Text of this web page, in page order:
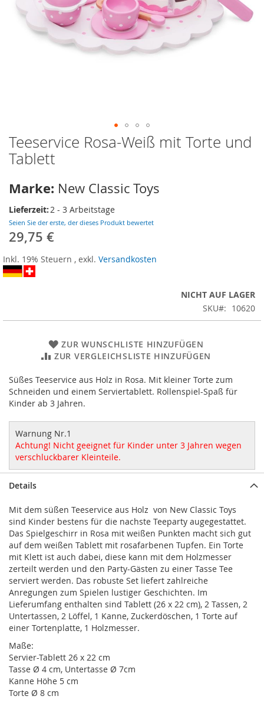
Zum
Anfang
der
springen
Teeservice Rosa-Weiß mit Torte und
Tablett
Marke: New Classic Toys
Lieferzeit:2 - 3 Arbeitstage
Seien Sie der erste, der dieses Produkt bewertet
29,75 €
Inkl. 19% Steuern , exkl. Versandkosten
NICHT AUF LAGER
SKU
10620
ZUR WUNSCHLISTE HINZUFÜGEN
ZUR VERGLEICHSLISTE HINZUFÜGEN
Süßes Teeservice aus Holz in Rosa. Mit kleiner Torte zum
Schneiden und einem Serviertablett. Rollenspiel-Spaß für
Kinder ab 3 Jahren.
Warnung Nr.1
Achtung! Nicht geeignet für Kinder unter 3 Jahren wegen
verschluckbarer Kleinteile.
Details
Mit dem süßen Teeservice aus Holz von New Classic Toys
sind Kinder bestens für die nachste Teeparty augegestattet.
Das Spielgeschirr in Rosa mit weißen Punkten macht sich gut
auf dem weißen Tablett mit rosafarbenen Tupfen. Ein Torte
mit Klett ist auch dabei, diese kann mit dem Holzmesser
zerteilt werden und den Party-Gästen zu einer Tasse Tee
serviert werden. Das robuste Set liefert zahlreiche
Anregungen zum Spielen lustiger Geschichten. Im
Lieferumfang enthalten sind Tablett (26 x 22 cm), 2 Tassen, 2
Untertassen, 2 Löffel, 1 Kanne, Zuckerdöschen, 1 Torte auf
einer Tortenplatte, 1 Holzmesser.
Maße:
Servier-Tablett 26 x 22 cm
Tasse Ø 4 cm, Untertasse Ø 7cm
Kanne Höhe 5 cm
Torte Ø 8 cm